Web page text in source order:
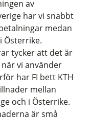
av
har vi snabbt
medan
Österrike.
tycker att det är
vi använder
har FI bett KTH
mellan
och i Österrike.
är små